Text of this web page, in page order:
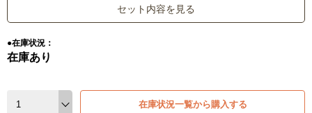
セット内容を見る
●在庫状況：
在庫あり
在庫状況一覧から購入する